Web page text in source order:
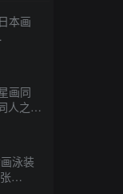
本画
画同
人之神
泳装